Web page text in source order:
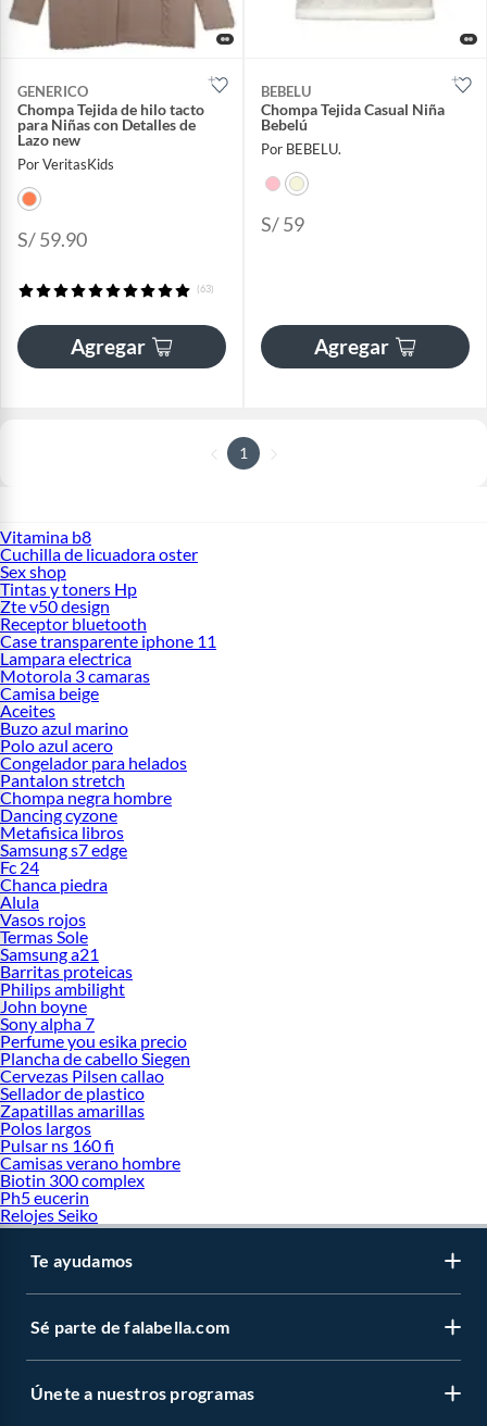
GENERICO
Chompa Tejida de hilo tacto
para Niñas con Detalles de
Lazo new
Por VeritasKids
S/ 59.90
(63)
Agregar
BEBELU
Chompa Tejida Casual Niña
Bebelú
Por BEBELU.
S/ 59
Agregar
1
Vitamina b8
Cuchilla de licuadora oster
Sex shop
Tintas y toners Hp
Zte v50 design
Receptor bluetooth
Case transparente iphone 11
Lampara electrica
Motorola 3 camaras
Camisa beige
Aceites
Buzo azul marino
Polo azul acero
Congelador para helados
Pantalon stretch
Chompa negra hombre
Dancing cyzone
Metafisica libros
Samsung s7 edge
Fc 24
Chanca piedra
Alula
Vasos rojos
Termas Sole
Samsung a21
Barritas proteicas
Philips ambilight
John boyne
Sony alpha 7
Perfume you esika precio
Plancha de cabello Siegen
Cervezas Pilsen callao
Sellador de plastico
Zapatillas amarillas
Polos largos
Pulsar ns 160 fi
Camisas verano hombre
Biotin 300 complex
Ph5 eucerin
Relojes Seiko
Te ayudamos
Sé parte de falabella.com
Únete a nuestros programas